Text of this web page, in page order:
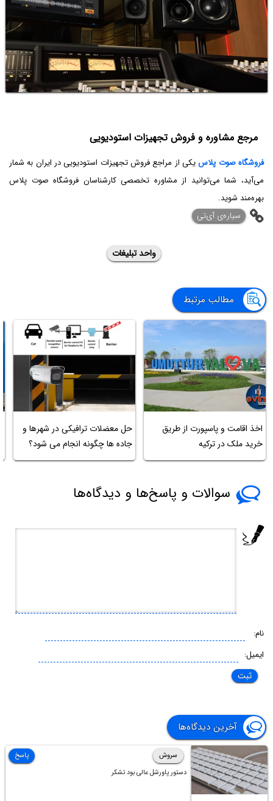
مرجع مشاوره و فروش تجهیزات استودیویی
فروشگاه صوت پلاسیکی از مراجع فروش تجهیزات استودیویی در ایران به شمار
می‌آید، شما می‌توانید از مشاوره تخصصی کارشناسان فروشگاه صوت پلاس
بهره‌مند شوید.
‌سیاره‌ی آی‌تی
واحد تبلیغات
مطالب مرتبط
اخذ اقامت و پاسپورت از طریق
خرید ملک در ترکیه
حل معضلات ترافیکی در شهرها و
جاده ها چگونه انجام می شود؟
سوالات و پاسخ‌ها و دیدگاه‌ها
نام:
ایمیل:
آخرین دیدگاه‌ها
سروش
دستور پاورشل عالی بود تشکر
پاسخ